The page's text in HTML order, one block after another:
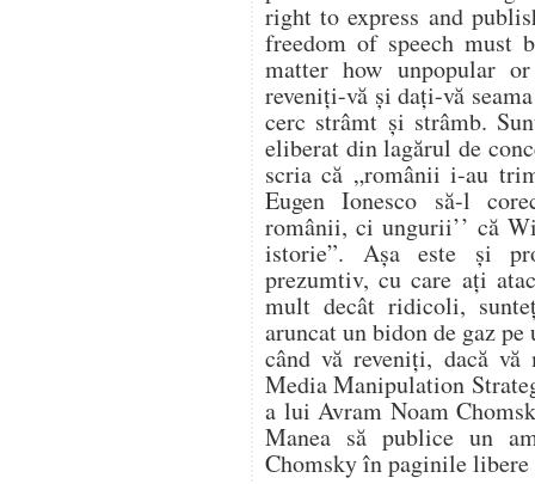
right to express and
freedom of speech must
matter how unpopular
reveniţi-vă şi daţi-vă
cerc strâmt şi strâmb.
eliberat din lagărul de
scria că „românii i-au
Eugen Ionesco să-l
românii, ci ungurii’’ că
istorie”. Aşa este şi
prezumtiv, cu care aţi
mult decât ridicoli,
aruncat un bidon de gaz
când vă reveniţi, dacă
Media Manipulation
a lui Avram Noam
Manea să publice un
Chomsky în paginile